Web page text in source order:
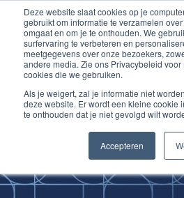
Deze website slaat cookies op je
gebruikt om informatie te verzamelen
omgaat en om je te onthouden. We
surfervaring te verbeteren en
meetgegevens over onze bezoekers,
andere media. Zie ons Privacybeleid
cookies die we gebruiken.
Als je weigert, zal je informatie niet
deze website. Er wordt een kleine cookie
te onthouden dat je niet gevolgd wilt
Accepteren
Ga
naar
de
inhoud
Improving
Medical Skills